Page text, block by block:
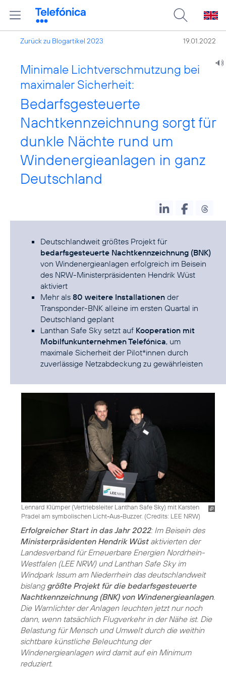
Zurück zu Blogartikel 2023 19.01.2022
Minimale Lichtverschmutzung bei
maximaler Sicherheit:
Bedarfsgesteuerte
Nachtkennzeichnung sorgt für
dunkle Nächte rund um
Windenergieanlagen in ganz
Deutschland
Deutschlandweit größtes Projekt für
bedarfsgesteuerte Nachtkennzeichnung (BNK)
von Windenergieanlagen erfolgreich im Beisein
des NRW-Ministerpräsidenten Hendrik Wüst
aktiviert
Mehr als 80 weitere Installationen der
Transponder-BNK alleine im ersten Quartal in
Deutschland geplant
Lanthan Safe Sky setzt auf Kooperation mit
Mobilfunkunternehmen Telefónica, um
maximale Sicherheit der Pilot*innen durch
zuverlässige Netzabdeckung zu gewährleisten
Lennard Klümper (Vertriebsleiter Lanthan Safe Sky) mit Karsten
Pradel am symbolischen Licht-Aus-Buzzer. (Credits: LEE NRW)
Erfolgreicher Start in das Jahr 2022: Im Beisein des
Ministerpräsidenten Hendrik Wüstaktivierten der
Landesverband für Erneuerbare Energien Nordrhein-
Westfalen (LEE NRW) und Lanthan Safe Sky im
Windpark Issum am Niederrhein das deutschlandweit
bislang größte Projekt für die bedarfsgesteuerte
Nachtkennzeichnung (BNK) von Windenergieanlagen.
Die Warnlichter der Anlagen leuchten jetzt nur noch
dann, wenn tatsächlich Flugverkehr in der Nähe ist. Die
Belastung für Mensch und Umwelt durch die weithin
sichtbare künstliche Beleuchtung der
Windenergieanlagen wird damit auf ein Minimum
reduziert.